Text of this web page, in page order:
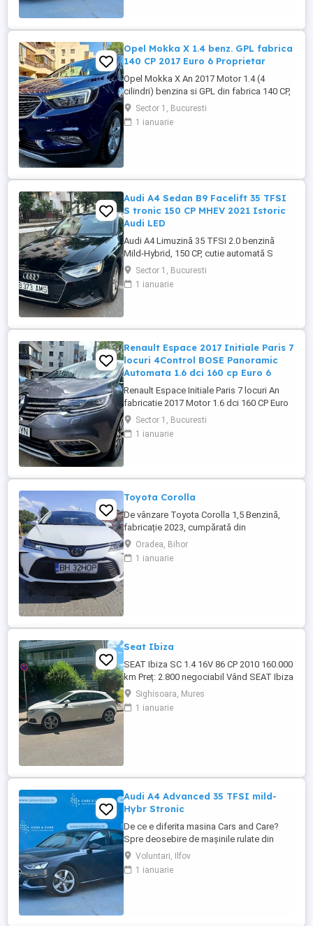
Opel Mokka X 1.4 benz. GPL fabrica
140 CP 2017 Euro 6 Proprietar
Opel Mokka X An 2017 Motor 1.4 (4
cilindri) benzina si GPL din fabrica 140 CP,
cutie manuala 6 trepte, distributie lant,
Rulaj 182.550 km reali, certificati, carte
service completa, adusa in decembrie
Sector 1, Bucuresti
1 ianuarie
Audi A4 Sedan B9 Facelift 35 TFSI
S tronic 150 CP MHEV 2021 Istoric
Audi LED
Audi A4 Limuzină 35 TFSI 2.0 benzină
Mild-Hybrid, 150 CP, cutie automată S
tronic, an fabricație 2021, model 2022,
adusa recent din Olanda. Mașină bine
întreținută, cu istoric complet de service și
verificare CarVertical ...
Sector 1, Bucuresti
1 ianuarie
Renault Espace 2017 Initiale Paris 7
locuri 4Control BOSE Panoramic
Automata 1.6 dci 160 cp Euro 6
Renault Espace Initiale Paris 7 locuri An
fabricatie 2017 Motor 1.6 dci 160 CP Euro
6 Rulaj 184.974 km (km reali, certificati prin
documente) Cutie automata, adusa in
2024 din Belgia cu revizii complete
CarVertical, ...
Sector 1, Bucuresti
1 ianuarie
Toyota Corolla
De vânzare Toyota Corolla 1,5 Benzină,
fabricație 2023, cumpărată din
reprezentanță din Ungaria cu garanție
până în 2027 , fără accidente, impecabilă,
reviziile făcute la Toyota din Ungaria.
Oradea, Bihor
1 ianuarie
Seat Ibiza
SEAT Ibiza SC 1.4 16V 86 CP 2010 160.000
km Preț: 2.800 negociabil Vând SEAT Ibiza
SC (3 uși), an fabricație 2010, în stare
tehnică foarte bună. Detalii: * Motor 1.4
16V benzină 86 CP * Cutie manuală, 5
Sighisoara, Mures
1 ianuarie
Audi A4 Advanced 35 TFSI mild-
Hybr Stronic
De ce e diferita masina Cars and Care?
Spre deosebire de mașinile rulate din
piața obișnuită, aceasta vine direct din
flota proprie a Business Lease — parte a
grupului internațional Autobinck, cu peste
Voluntari, Ilfov
1 ianuarie